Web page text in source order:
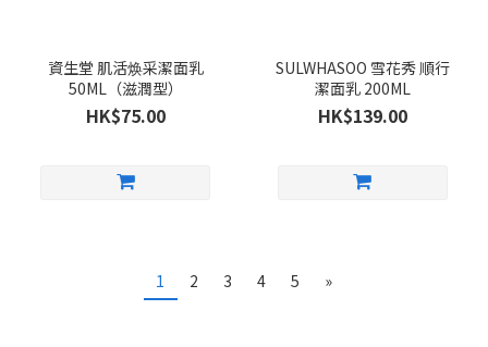
資生堂 肌活焕采潔面乳
50ML（滋潤型）
HK$75.00
SULWHASOO 雪花秀 順行
潔面乳 200ML
HK$139.00
1 2 3 4 5 »